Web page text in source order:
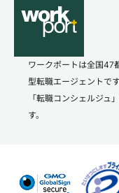
ワークポートは全国47
型転職エージェントです
「転職コンシェルジュ
す。